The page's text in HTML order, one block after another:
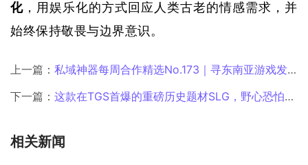
化 ，用娱乐化的方式回应人类古老的情感需求，并
始终保持敬畏与边界意识。
上一篇： 私域神器每周合作精选No.173｜寻东南亚游戏发行商；需国内外平台方；急需大量欧美Tk企业店；海外发行接代投和放户
下一篇： 这款在TGS首爆的重磅历史题材SLG，野心恐怕不小
相关新闻